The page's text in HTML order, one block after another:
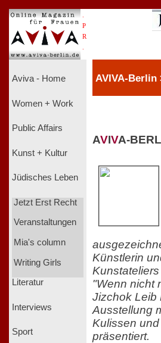
P
R
Aviva - Home
Women + Work
Public Affairs
Kunst + Kultur
Jüdisches Leben
Jetzt Erst Recht
Veranstaltungen
Mia's column
Writing Girls
Literatur
Interviews
Sport
AVIVA-Berlin
AVIVA-
Künstlerin
"Wenn nicht
Jizchok Leib
Ausstellung
Kulissen
präsentiert.